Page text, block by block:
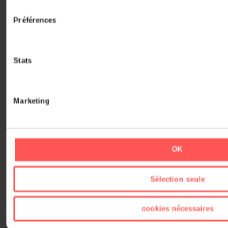
Préférences
Stats
Marketing
OK
Sélection seule
cookies nécessaires